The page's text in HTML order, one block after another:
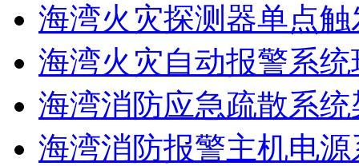
海湾火灾探测器单点
海湾火灾自动报警系统
海湾消防应急疏散系统
海湾消防报警主机电源